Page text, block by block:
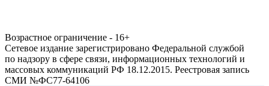
Возрастное ограничение - 16+
Сетевое издание зарегистрировано Федеральной службой
по надзору в сфере связи, информационных технологий и
массовых коммуникаций РФ 18.12.2015. Реестровая запись
СМИ №ФС77-64106